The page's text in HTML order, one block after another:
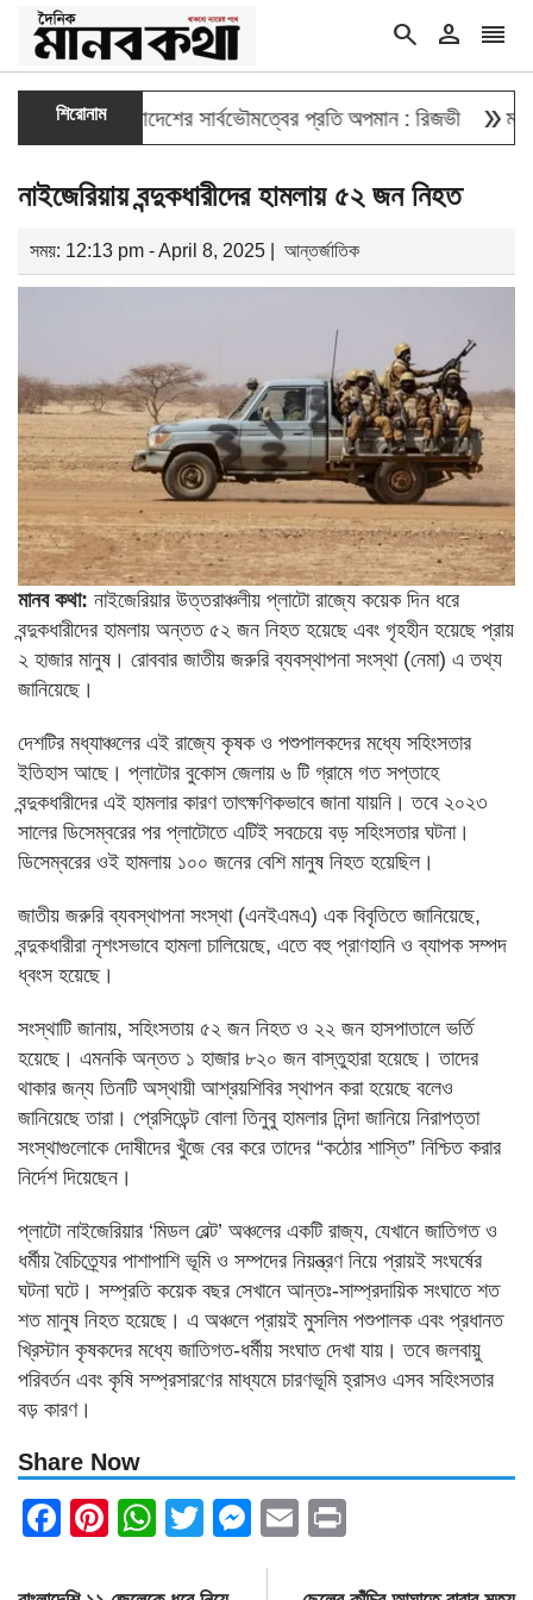
search person reorder
শিরোনাম
বাংলাদেশের সার্বভৌমত্বের প্রতি অপমান : রিজভী double_arrowমাহবুব আলী
নাইজেরিয়ায় বন্দুকধারীদের হামলায় ৫২ জন নিহত
সময়: 12:13 pm - April 8, 2025 | আন্তর্জাতিক
মানব কথা: নাইজেরিয়ার উত্তরাঞ্চলীয় প্লাটো রাজ্যে কয়েক দিন ধরে
বন্দুকধারীদের হামলায় অন্তত ৫২ জন নিহত হয়েছে এবং গৃহহীন হয়েছে প্রায়
২ হাজার মানুষ। রোববার জাতীয় জরুরি ব্যবস্থাপনা সংস্থা (নেমা) এ তথ্য
জানিয়েছে।
দেশটির মধ্যাঞ্চলের এই রাজ্যে কৃষক ও পশুপালকদের মধ্যে সহিংসতার
ইতিহাস আছে। প্লাটোর বুকোস জেলায় ৬ টি গ্রামে গত সপ্তাহে
বন্দুকধারীদের এই হামলার কারণ তাৎক্ষণিকভাবে জানা যায়নি। তবে ২০২৩
সালের ডিসেম্বরের পর প্লাটোতে এটিই সবচেয়ে বড় সহিংসতার ঘটনা।
ডিসেম্বরের ওই হামলায় ১০০ জনের বেশি মানুষ নিহত হয়েছিল।
জাতীয় জরুরি ব্যবস্থাপনা সংস্থা (এনইএমএ) এক বিবৃতিতে জানিয়েছে,
বন্দুকধারীরা নৃশংসভাবে হামলা চালিয়েছে, এতে বহু প্রাণহানি ও ব্যাপক সম্পদ
ধ্বংস হয়েছে।
সংস্থাটি জানায়, সহিংসতায় ৫২ জন নিহত ও ২২ জন হাসপাতালে ভর্তি
হয়েছে। এমনকি অন্তত ১ হাজার ৮২০ জন বাস্তুহারা হয়েছে। তাদের
থাকার জন্য তিনটি অস্থায়ী আশ্রয়শিবির স্থাপন করা হয়েছে বলেও
জানিয়েছে তারা। প্রেসিডেন্ট বোলা তিনুবু হামলার নিন্দা জানিয়ে নিরাপত্তা
সংস্থাগুলোকে দোষীদের খুঁজে বের করে তাদের “কঠোর শাস্তি” নিশ্চিত করার
নির্দেশ দিয়েছেন।
প্লাটো নাইজেরিয়ার ‘মিডল বেল্ট’ অঞ্চলের একটি রাজ্য, যেখানে জাতিগত ও
ধর্মীয় বৈচিত্র্যের পাশাপাশি ভূমি ও সম্পদের নিয়ন্ত্রণ নিয়ে প্রায়ই সংঘর্ষের
ঘটনা ঘটে। সম্প্রতি কয়েক বছর সেখানে আন্তঃ-সাম্প্রদায়িক সংঘাতে শত
শত মানুষ নিহত হয়েছে। এ অঞ্চলে প্রায়ই মুসলিম পশুপালক এবং প্রধানত
খ্রিস্টান কৃষকদের মধ্যে জাতিগত-ধর্মীয় সংঘাত দেখা যায়। তবে জলবায়ু
পরিবর্তন এবং কৃষি সম্প্রসারণের মাধ্যমে চারণভূমি হ্রাসও এসব সহিংসতার
বড় কারণ।
Share Now
Facebook
Pinterest
WhatsApp
TwitterMessenger
Email
Post